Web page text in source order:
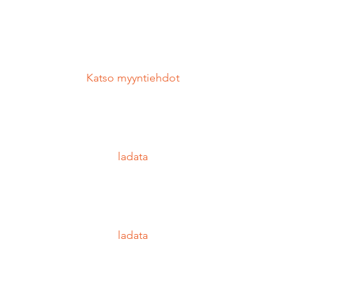
Katso myyntiehdot
ladata
ladata